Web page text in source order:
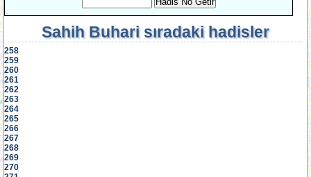
Sahih Buharisıradaki hadisler
258
259
260
261
262
263
264
265
266
267
268
269
270